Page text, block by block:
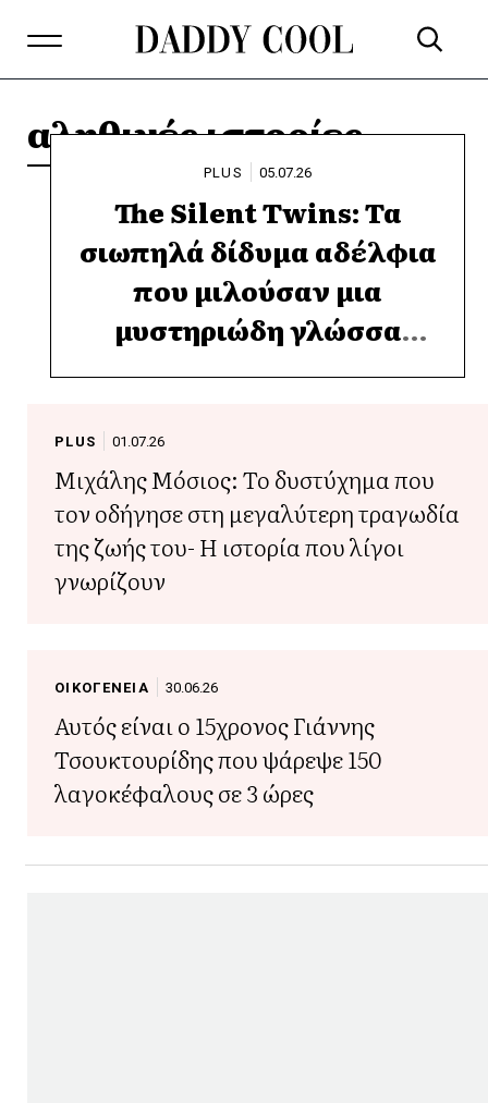
αληθινές ιστορίες
PLUS 05.07.26
The Silent Twins: Τα
σιωπηλά δίδυμα αδέλφια
που μιλούσαν μια
μυστηριώδη γλώσσα
μεταξύ τους και η
Αντεροβγάλτη
PLUS 01.07.26
Μιχάλης Μόσιος: Το δυστύχημα που
τον οδήγησε στη μεγαλύτερη τραγωδία
της ζωής του- Η ιστορία που λίγοι
γνωρίζουν
ΟΙΚΟΓΕΝΕΙΑ 30.06.26
Αυτός είναι ο 15χρονος Γιάννης
Τσουκτουρίδης που ψάρεψε 150
λαγοκέφαλους σε 3 ώρες